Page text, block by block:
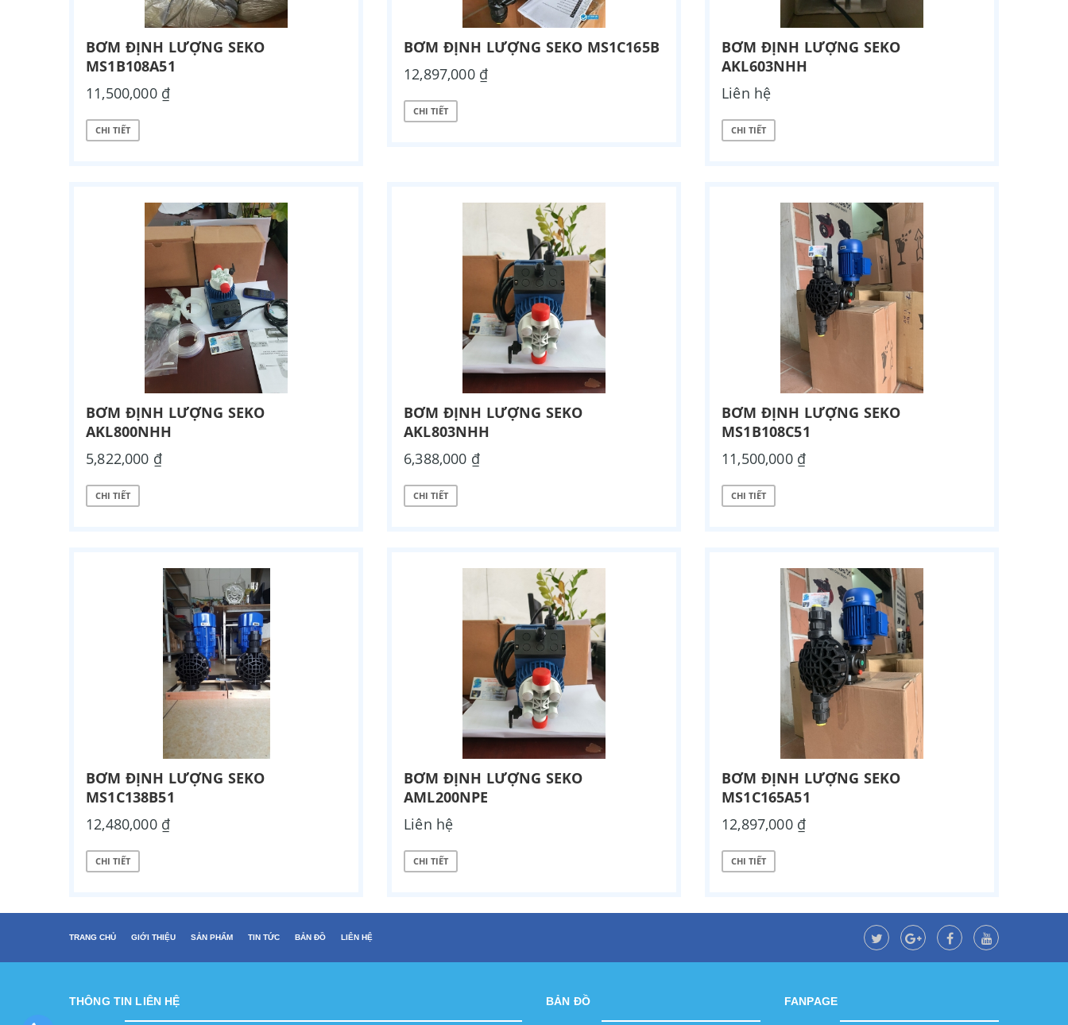
BƠM ĐỊNH LƯỢNG SEKO
MS1B108A51
11,500,000 ₫
CHI TIẾT
BƠM ĐỊNH LƯỢNG SEKO MS1C165B
12,897,000 ₫
CHI TIẾT
BƠM ĐỊNH LƯỢNG SEKO
AKL603NHH
Liên hệ
CHI TIẾT
BƠM ĐỊNH LƯỢNG SEKO
AKL800NHH
5,822,000 ₫
CHI TIẾT
BƠM ĐỊNH LƯỢNG SEKO
AKL803NHH
6,388,000 ₫
CHI TIẾT
BƠM ĐỊNH LƯỢNG SEKO
MS1B108C51
11,500,000 ₫
CHI TIẾT
BƠM ĐỊNH LƯỢNG SEKO
MS1C138B51
12,480,000 ₫
CHI TIẾT
BƠM ĐỊNH LƯỢNG SEKO
AML200NPE
Liên hệ
CHI TIẾT
BƠM ĐỊNH LƯỢNG SEKO
MS1C165A51
12,897,000 ₫
CHI TIẾT
TRANG CHỦ GIỚI THIỆU SẢN PHẨM TIN TỨC BẢN ĐỒ LIÊN HỆ
THÔNG TIN LIÊN HỆ BẢN ĐỒ FANPAGE